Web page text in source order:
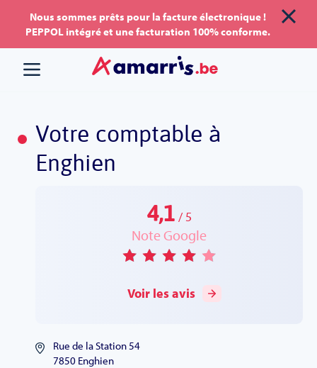
Aller
au
Aller au
contenu
Nous sommes prêts pour la facture électronique !
PEPPOL intégré et une facturation 100% conforme.
Votre comptable à
Enghien
4,1 5
Note Google
Voir les avis
Rue de la Station 54
7850 Enghien